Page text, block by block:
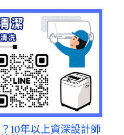
10年以上資深設計師